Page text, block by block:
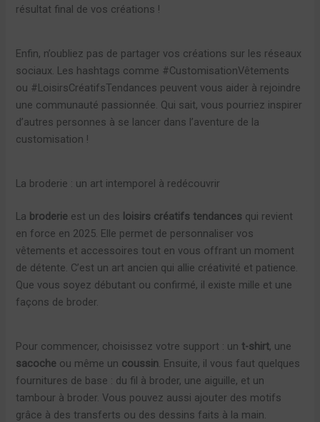
résultat final de vos créations !
Enfin, n’oubliez pas de partager vos créations sur les réseaux
sociaux. Les hashtags comme #CustomisationVêtements
ou #LoisirsCréatifsTendances peuvent vous aider à rejoindre
une communauté passionnée. Qui sait, vous pourriez inspirer
d’autres personnes à se lancer dans l’aventure de la
customisation !
La broderie : un art intemporel à redécouvrir
La broderie est un des loisirs créatifs tendances qui revient
en force en 2025. Elle permet de personnaliser vos
vêtements et accessoires tout en vous offrant un moment
de détente. C’est un art ancien qui allie créativité et patience.
Que vous soyez débutant ou confirmé, il existe mille et une
façons de broder.
Pour commencer, choisissez votre support : unt-shirt, une
sacoche ou même un coussin. Ensuite, il vous faut quelques
fournitures de base : du fil à broder, une aiguille, et un
tambour à broder. Vous pouvez aussi ajouter des motifs
grâce à des transferts ou des dessins faits à la main.